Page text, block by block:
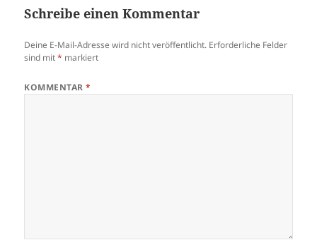
Schreibe einen Kommentar
Deine E-Mail-Adresse wird nicht veröffentlicht. Erforderliche Felder
sind mit* markiert
KOMMENTAR*